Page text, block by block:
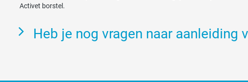
Activet borstel.
Heb je nog vragen naar aanleiding